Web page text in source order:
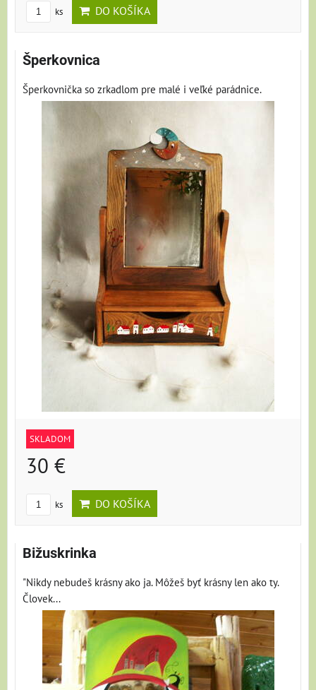
ks DO KOŠÍKA
Šperkovnica
Šperkovnička so zrkadlom pre malé i veľké parádnice.
SKLADOM
30 €
ks DO KOŠÍKA
Bižuskrinka
"Nikdy nebudeš krásny ako ja. Môžeš byť krásny len ako ty.
Človek...